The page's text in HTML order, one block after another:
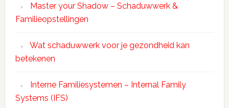
Master your Shadow – Schaduwwerk &
Familieopstellingen
Wat schaduwwerk voor je gezondheid kan
betekenen
Interne Familiesystemen – Internal Family
Systems (IFS)